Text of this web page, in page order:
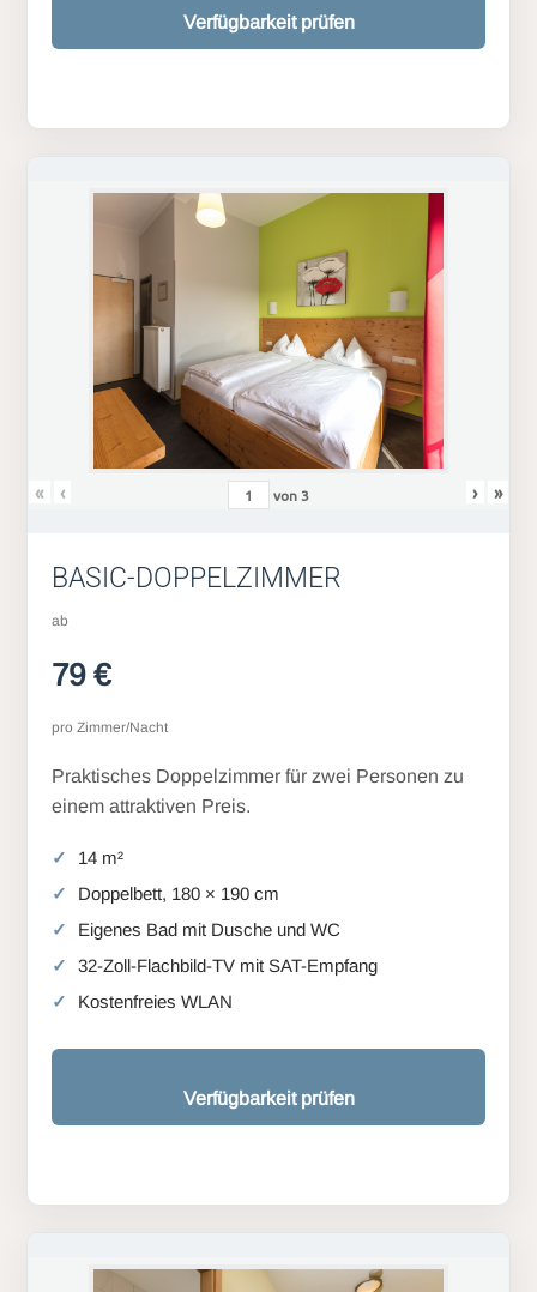
Verfügbarkeit prüfen
« ‹ von3 › »
BASIC-DOPPELZIMMER
ab
79 €
pro Zimmer/Nacht
Praktisches Doppelzimmer für zwei Personen zu
einem attraktiven Preis.
14 m²
Doppelbett, 180 × 190 cm
Eigenes Bad mit Dusche und WC
32-Zoll-Flachbild-TV mit SAT-Empfang
Kostenfreies WLAN
Verfügbarkeit prüfen